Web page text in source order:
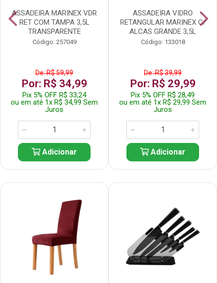
ASSADEIRA MARINEX VDR
RET COM TAMPA 3,5L
TRANSPARENTE
Código: 257049
De: R$ 59,99
Por: R$ 34,99
Pix 5% OFF R$ 33,24
ou em até 1x R$ 34,99 Sem
Juros
Adicionar
ASSADEIRA VIDRO
RETANGULAR MARINEX C/
ALCAS GRANDE 3,5L
Código: 133018
De: R$ 39,99
Por: R$ 29,99
Pix 5% OFF R$ 28,49
ou em até 1x R$ 29,99 Sem
Juros
Adicionar